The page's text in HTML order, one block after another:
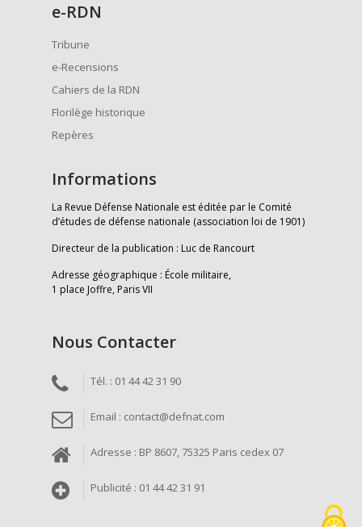
e-RDN
Tribune
e-Recensions
Cahiers de la RDN
Florilège historique
Repères
Informations
La Revue Défense Nationale est éditée par le Comité
d’études de défense nationale (association loi de 1901)
Directeur de la publication : Luc de Rancourt
Adresse géographique : École militaire,
1 place Joffre, Paris VII
Nous Contacter
Tél. : 01 44 42 31 90
Email : contact@defnat.com
Adresse : BP 8607, 75325 Paris cedex 07
Publicité : 01 44 42 31 91